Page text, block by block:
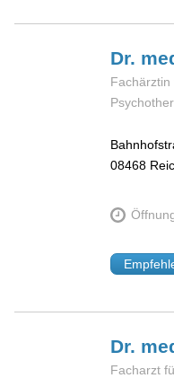
Dr.
Fachärztin
08468
Dr.
Facharzt